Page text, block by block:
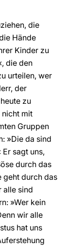
die
Hände
Kinder zu
die den
urteilen, wer
der
zu
nicht mit
Gruppen
»Die da sind
sagt uns,
durch das
geht durch das
alle sind
»Wer kein
wir alle
hat uns